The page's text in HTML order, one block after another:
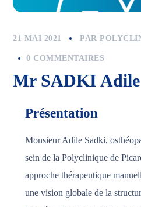
21 MAI 2021 PAR
0 COMMENTAIRES
Mr SADKI Adile
Présentation
Monsieur Adile Sadki,
sein de la Polyclinique de
approche thérapeutique
une vision globale de la